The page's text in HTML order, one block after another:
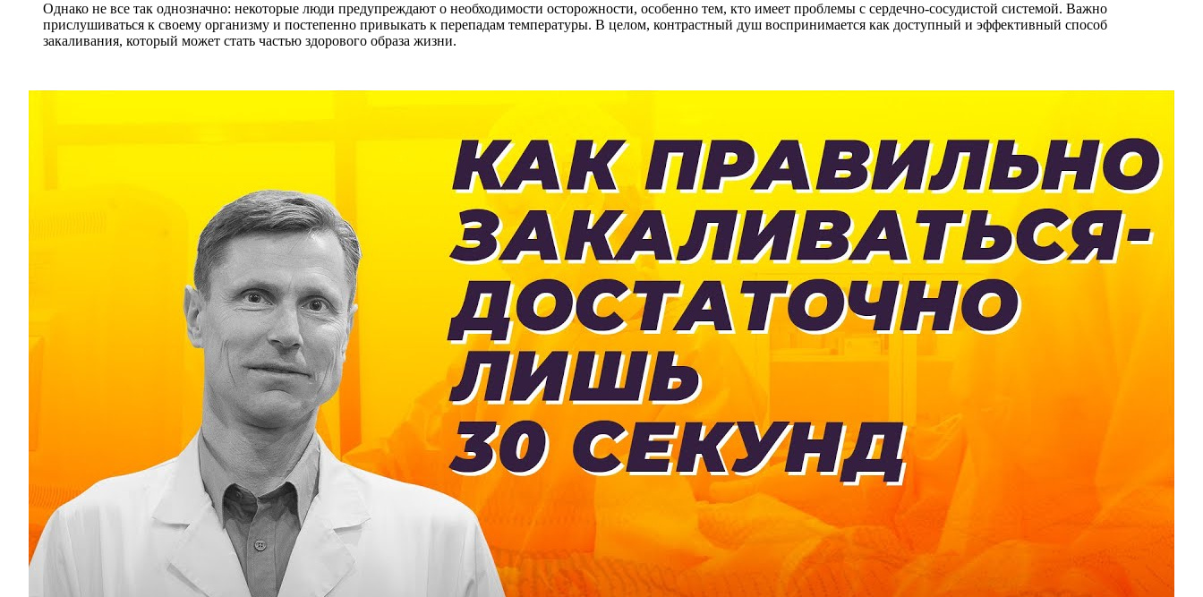
Однако не все так однозначно: некоторые люди предупреждают о необходимости осторожности, особенно тем, кто имеет проблемы с сердечно-сосудистой системой. Важно
прислушиваться к своему организму и постепенно привыкать к перепадам температуры. В целом, контрастный душ воспринимается как доступный и эффективный способ
закаливания, который может стать частью здорового образа жизни.